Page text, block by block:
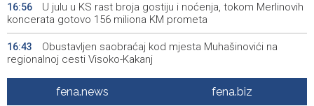
16:56
U julu u KS rast broja gostiju i noćenja, tokom Merlinovih
koncerata gotovo 156 miliona KM prometa
16:43
Obustavljen saobraćaj kod mjesta Muhašinovići na
regionalnoj cesti Visoko-Kakanj
Ornitološko društvo 'Naše ptice': Stop krivolovu na
fena.news fena.biz